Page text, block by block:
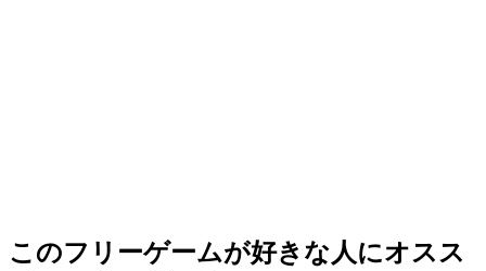
このフリーゲームが好きな人にオスス